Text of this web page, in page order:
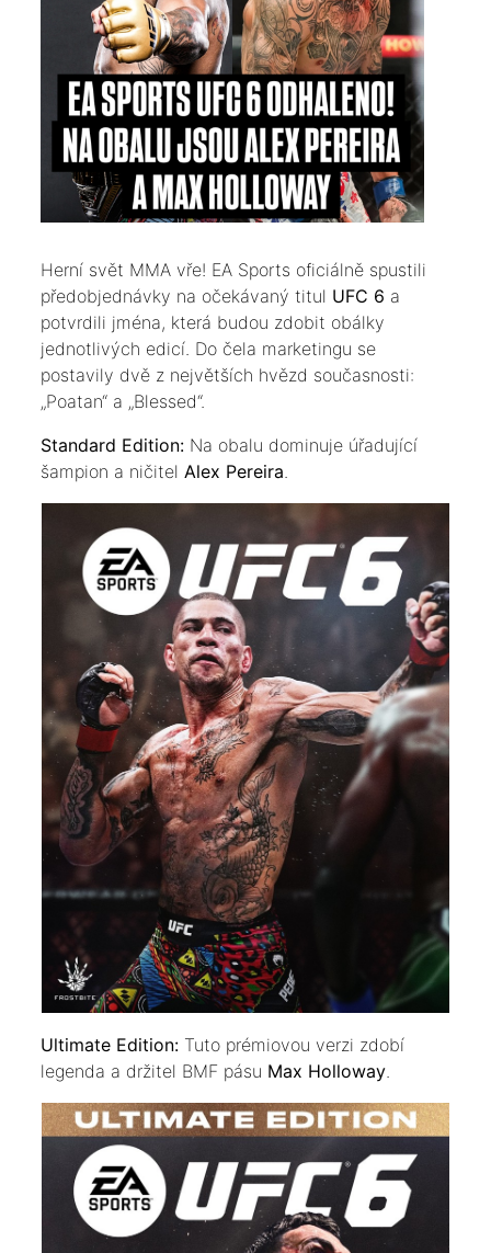
​Herní svět MMA vře! EA Sports oficiálně spustili
předobjednávky na očekávaný titul UFC 6 a
potvrdili jména, která budou zdobit obálky
jednotlivých edicí. Do čela marketingu se
postavily dvě z největších hvězd současnosti:
„Poatan“ a „Blessed“.
​Standard Edition: Na obalu dominuje úřadující
šampion a ničitelAlex Pereira.
​Ultimate Edition: Tuto prémiovou verzi zdobí
legenda a držitel BMF pásu Max Holloway